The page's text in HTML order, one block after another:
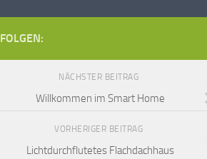
FOLGEN:
NÄCHSTER BEITRAG
Willkommen im Smart Home
VORHERIGER BEITRAG
Lichtdurchflutetes Flachdachhaus